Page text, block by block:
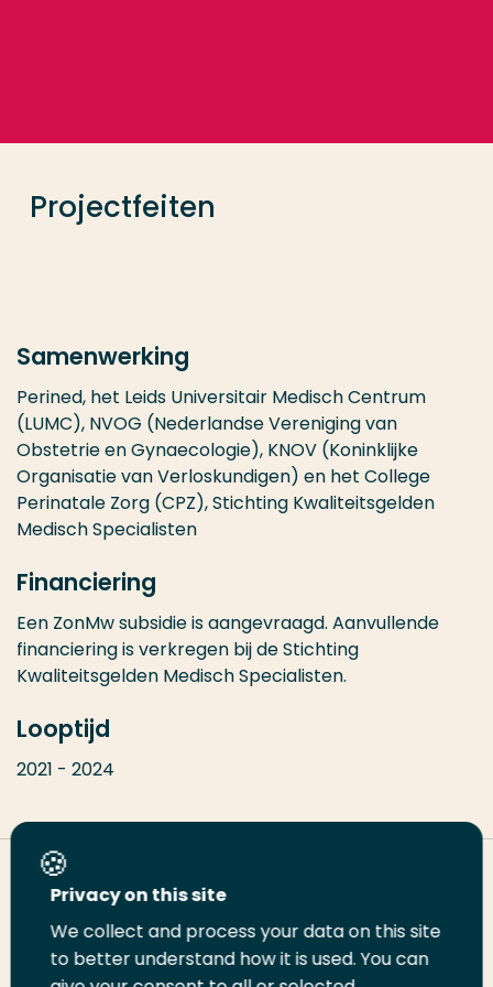
Projectfeiten
Samenwerking
Perined, het Leids Universitair Medisch Centrum
(LUMC), NVOG (Nederlandse Vereniging van
Obstetrie en Gynaecologie), KNOV (Koninklijke
Organisatie van Verloskundigen) en het College
Perinatale Zorg (CPZ),Stichting Kwaliteitsgelden
Medisch Specialisten
Financiering
Een ZonMw subsidie is aangevraagd. Aanvullende
financiering is verkregen bij de Stichting
Kwaliteitsgelden Medisch Specialisten.
Looptijd
2021 - 2024
Deel deze pagina
DeelDeelDeelEmailPrint
Opleiding
Privacy on this site
We collect and process your data on this site
to better understand how it is used. You can